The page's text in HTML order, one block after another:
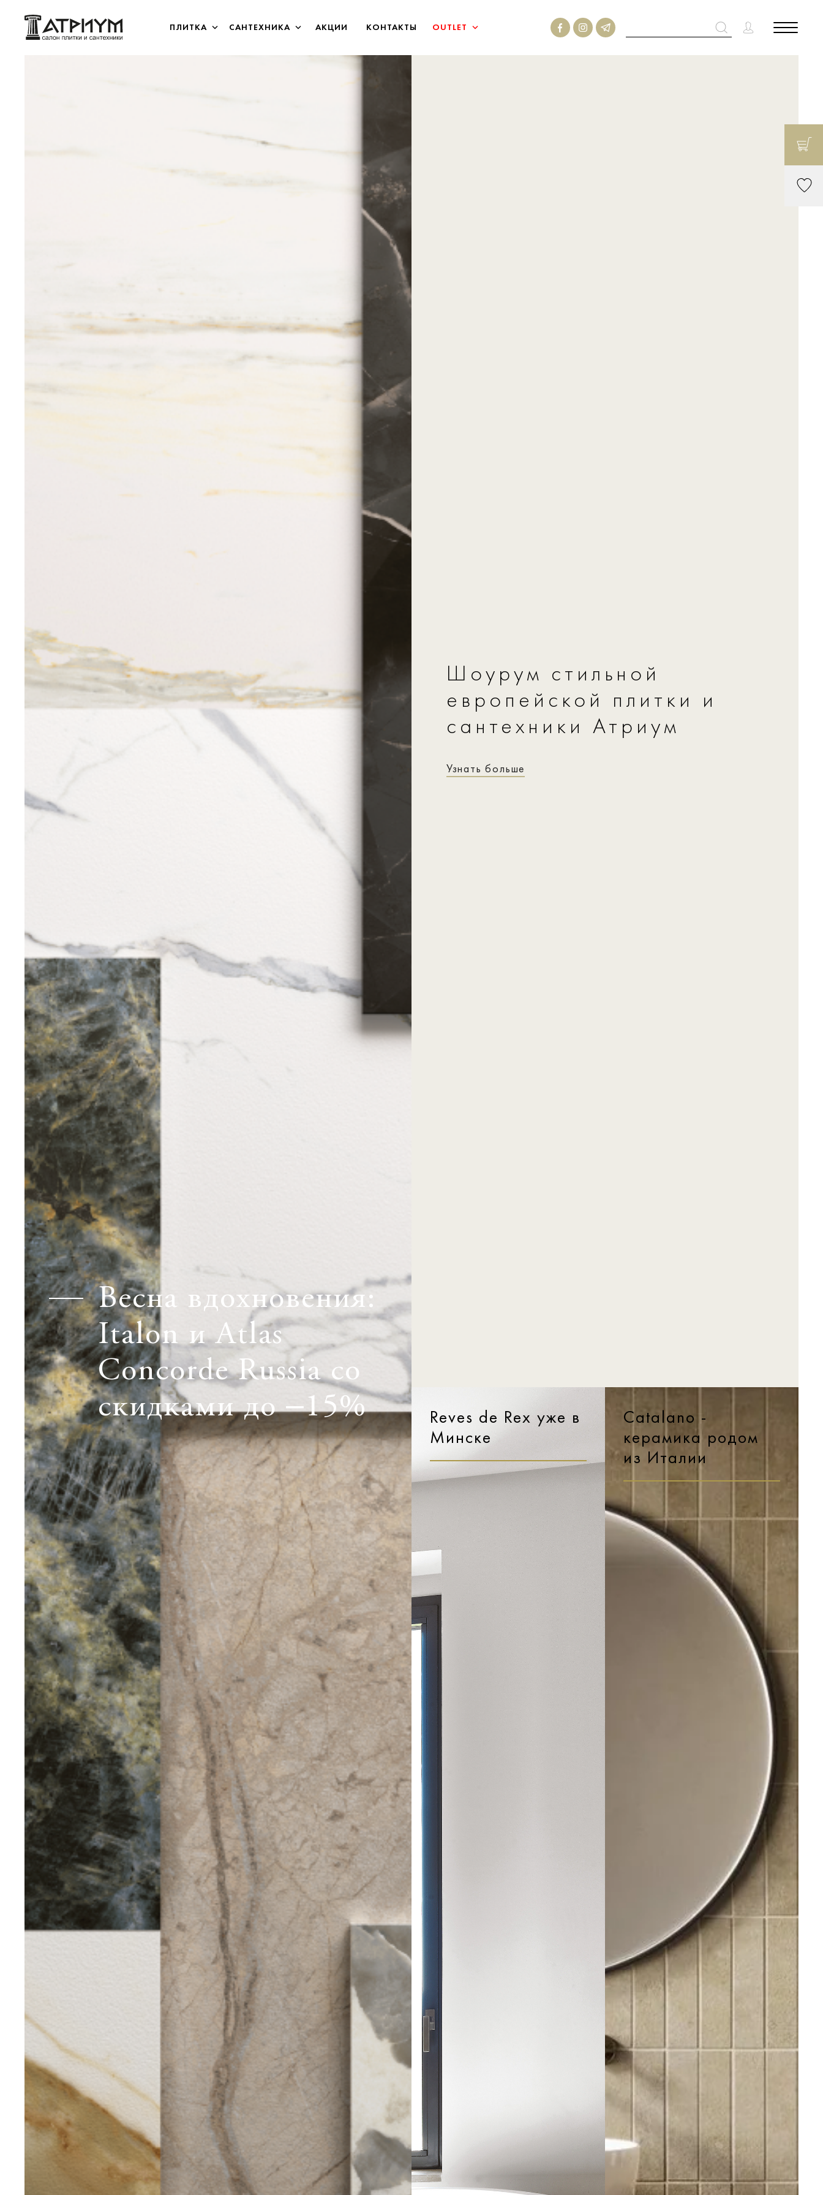
ПЛИТКА САНТЕХНИКА АКЦИИ КОНТАКТЫ OUTLET
Весна вдохновения:
Italon и Atlas
Concorde Russia со
скидками до –15%
Шоурум стильной
европейской плитки и
сантехники Атриум
Узнать больше
Reves de Rex уже в
Минске
Catalano -
керамика родом
из Италии